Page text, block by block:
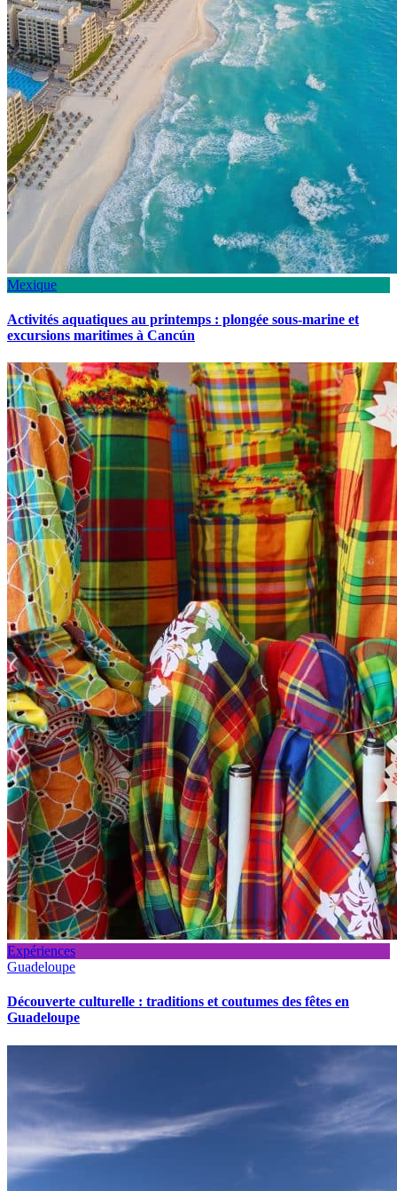
Mexique
Activités aquatiques au printemps : plongée sous-marine et
excursions maritimes à Cancún
Expériences
Guadeloupe
Découverte culturelle : traditions et coutumes des fêtes en
Guadeloupe